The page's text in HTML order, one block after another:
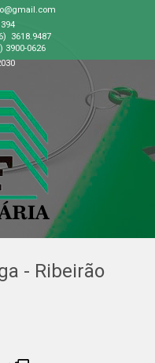
3618.9487
3900-0626
- Ribeirão